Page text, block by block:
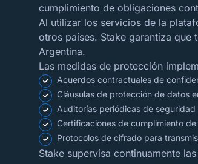
cumplimiento de obligaciones
Al utilizar los servicios de la
otros países. Stake garantiza
Argentina.
Las medidas de protección
Acuerdos contractuales de
Cláusulas de protección de datos
Auditorías periódicas de
Certificaciones de cumplimiento
Protocolos de cifrado para
Stake supervisa continuamente